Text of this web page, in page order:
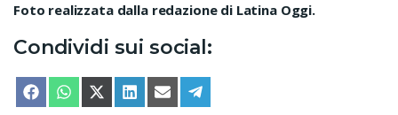
Foto realizzata dalla redazione di Latina Oggi.
Condividi sui social:
SHARE ON
FACEBOOKSHARE ON
WHATSAPPSHARE ON
X (TWITTER)
SHARE ON
LINKEDINSHARE ON
EMAIL